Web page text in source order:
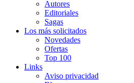
Autores
Editoriales
Sagas
Los más solicitados
Novedades
Ofertas
Top 100
Links
Aviso privacidad